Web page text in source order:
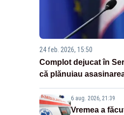
24 feb. 2026, 15:50
Complot dejucat în
că plănuiau
6 aug. 2026, 21:39
Vremea a